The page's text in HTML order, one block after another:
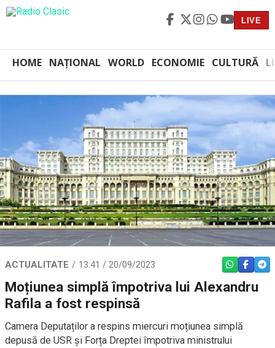
LIVE
HOME NAȚIONAL WORLD ECONOMIE CULTURĂ
ACTUALITATE 13:41 / 20/09/2023 WHATSAPP
Moțiunea simplă împotriva lui Alexandru
Rafila a fost respinsă
Camera Deputaților a respins miercuri moțiunea simplă
depusă de USR și Forța Dreptei împotriva ministrului